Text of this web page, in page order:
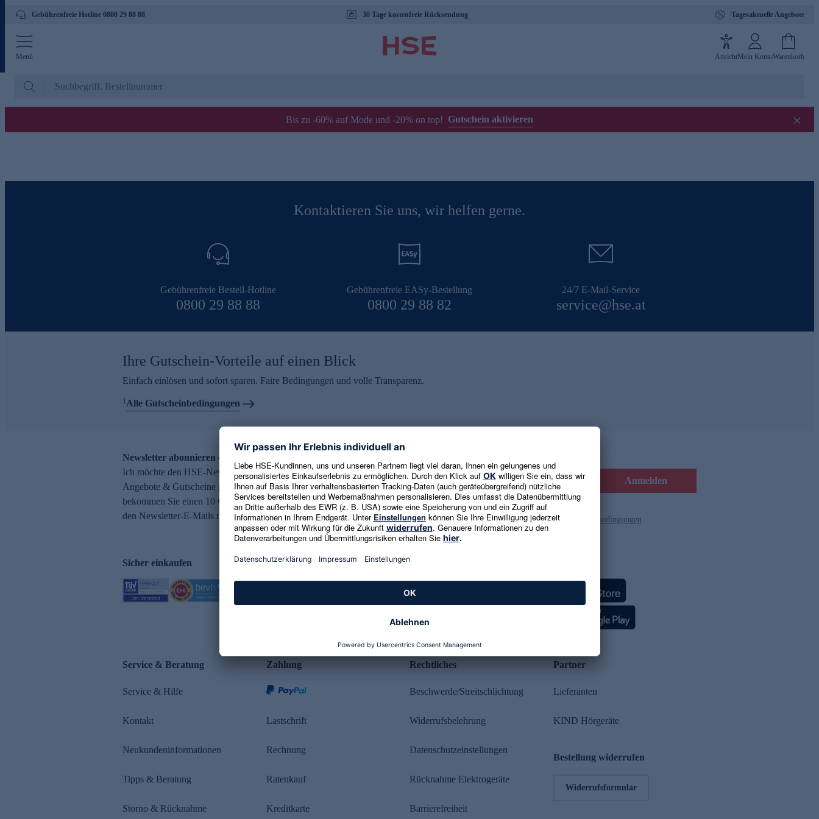
Gebührenfreie Hotline 0800 29 88 88 30 Tage kostenfreie Rücksendung Tagesaktuelle Angebote
Menü AnsichtMein KontoWarenkorb
Bis zu -60% auf Mode und -20% on top! Gutschein aktivieren
Kontaktieren Sie uns, wir helfen gerne.
Gebührenfreie Bestell-Hotline
0800 29 88 88
Gebührenfreie EASy-Bestellung
0800 29 88 82
24/7 E-Mail-Service
service@hse.at
Ihre Gutschein-Vorteile auf einen Blick
Einfach einlösen und sofort sparen. Faire Bedingungen und volle Transparenz.
1Alle Gutscheinbedingungen
Newsletter abonnieren – 10 € Gutschein erhalten
Ich möchte den HSE-Newsletter abonnieren und aktuelle Trends,
Angebote & Gutscheine per E-Mail erhalten. Als Dankeschön
bekommen Sie einen 10 € Gutschein. Eine Abmeldung ist jederzeit in
den Newsletter-E-Mails möglich.
E-Mail-Adresse eingeben Anmelden
Es gelten die Datenschutzrichtlinienund die Gutscheinbedingungen
Sicher einkaufen Kundenbewertung
Service & Beratung
Service & Hilfe
Kontakt
Neukundeninformationen
Tipps & Beratung
Storno & Rücknahme
Zahlung
Lastschrift
Rechnung
Ratenkauf
Kreditkarte
Rechtliches
Beschwerde/Streitschlichtung
Widerrufsbelehrung
Datenschutzeinstellungen
Rücknahme Elektrogeräte
Barrierefreiheit
Partner
Lieferanten
KIND Hörgeräte
Bestellung widerrufen
Widerrufsformular